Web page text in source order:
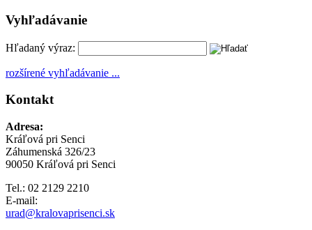
Vyhľadávanie
Hľadaný výraz:
rozšírené vyhľadávanie ...
Kontakt
Adresa:
Kráľová pri Senci
Záhumenská 326/23
90050 Kráľová pri Senci
Tel.: 02 2129 2210
E-mail:
urad@kralovaprisenci.sk